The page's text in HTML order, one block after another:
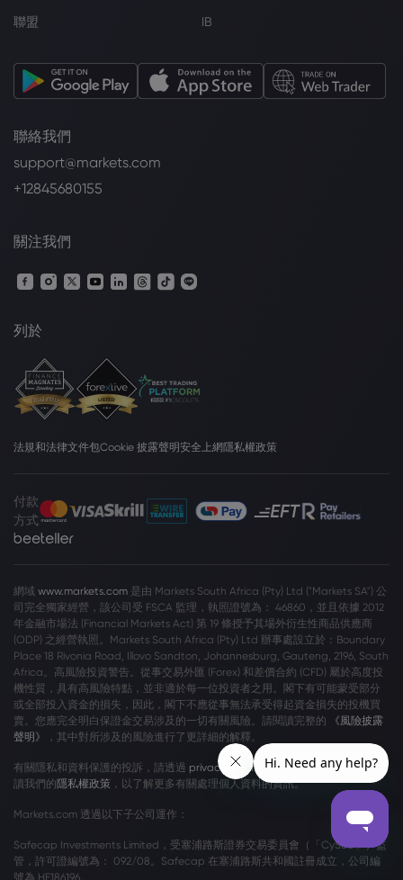
聯盟 IB
聯絡我們
support@markets.com
+12845680155
關注我們
列於
法規和法律文件包Cookie 披露聲明安全上網隱私權政策
付款
方式
網域 www.markets.com 是由 Markets South Africa (Pty) Ltd ("Markets SA") 公
司完全獨家經營，該公司受 FSCA 監理，執照證號為： 46860，並且依據 2012
年金融市場法 (Financial Markets Act) 第 19 條授予其場外衍生性商品供應商
(ODP) 之經營執照。Markets South Africa (Pty) Ltd 辦事處設立於：Boundary
Place 18 Rivonia Road, Illovo Sandton, Johannesburg, Gauteng, 2196, South
Africa。高風險投資警告。從事交易外匯 (Forex) 和差價合約 (CFD) 屬於高度投
機性質，具有高風險特點，並非適於每一位投資者之用。閣下有可能蒙受部分
或全部投入資金的損失，因此，閣下不應從事無法承受得起資金損失的投機買
賣。您應完全明白保證金交易涉及的一切有關風險。請閱讀完整的
《風險披露
聲明》
，其中對所涉及的風險進行了更詳細的解釋。
有關隱私和資料保護的投訴，請透過 privacy@markets.com與我們聯絡。請閱
讀我們的隱私權政策 ，以了解更多有關處理個人資料的資訊。
Markets.com 透過以下子公司運作：
Safecap Investments Limited，受塞浦路斯證券交易委員會（「CySEC」）監
管，許可證編號為： 092/08。Safecap 在塞浦路斯共和國註冊成立，公司編
號為 HE186196。